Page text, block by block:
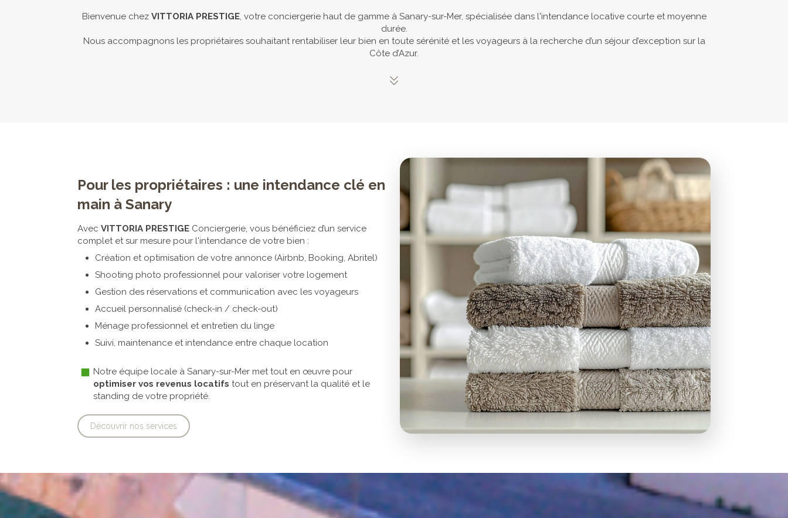
Bienvenue chez VITTORIA PRESTIGE, votre conciergerie haut de gamme à Sanary-sur-Mer, spécialisée dans l'intendance locative courte et moyenne
durée.
Nous accompagnons les propriétaires souhaitant rentabiliser leur bien en toute sérénité et les voyageurs à la recherche d’un séjour d’exception sur la
Côte d’Azur.
Pour les propriétaires : une intendance clé en
main à Sanary
Avec VITTORIA PRESTIGE Conciergerie, vous bénéficiez d’un service
complet et sur mesure pour l'intendance de votre bien :
Création et optimisation de votre annonce (Airbnb, Booking, Abritel)
Shooting photo professionnel pour valoriser votre logement
Gestion des réservations et communication avec les voyageurs
Accueil personnalisé (check-in / check-out)
Ménage professionnel et entretien du linge
Suivi, maintenance et intendance entre chaque location
Notre équipe locale à Sanary-sur-Mer met tout en œuvre pour
optimiser vos revenus locatifs tout en préservant la qualité et le
standing de votre propriété.
Découvrir nos services